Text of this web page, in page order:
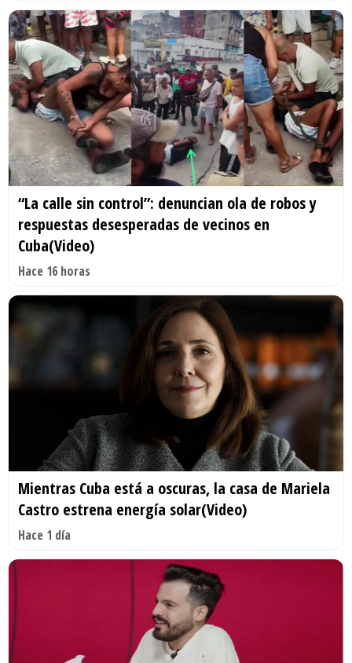
“La calle sin control”: denuncian ola de robos y
respuestas desesperadas de vecinos en
Cuba(Video)
Hace 16 horas
Mientras Cuba está a oscuras, la casa de Mariela
Castro estrena energía solar(Video)
Hace 1 día